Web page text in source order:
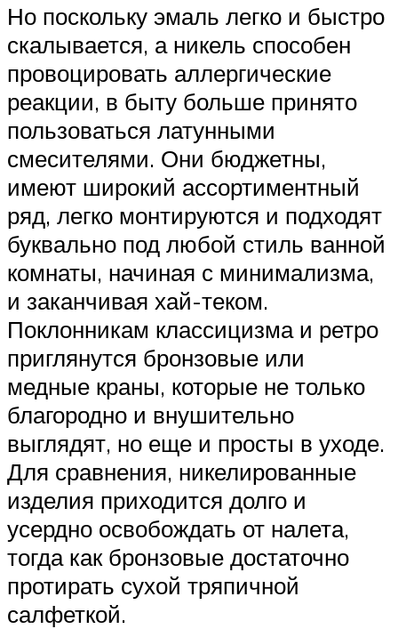
Но поскольку эмаль легко и быстро
скалывается, а никель способен
провоцировать аллергические
реакции, в быту больше принято
пользоваться латунными
смесителями. Они бюджетны,
имеют широкий ассортиментный
ряд, легко монтируются и подходят
буквально под любой стиль ванной
комнаты, начиная с минимализма,
и заканчивая хай-теком.
Поклонникам классицизма и ретро
приглянутся бронзовые или
медные краны, которые не только
благородно и внушительно
выглядят, но еще и просты в уходе.
Для сравнения, никелированные
изделия приходится долго и
усердно освобождать от налета,
тогда как бронзовые достаточно
протирать сухой тряпичной
салфеткой.